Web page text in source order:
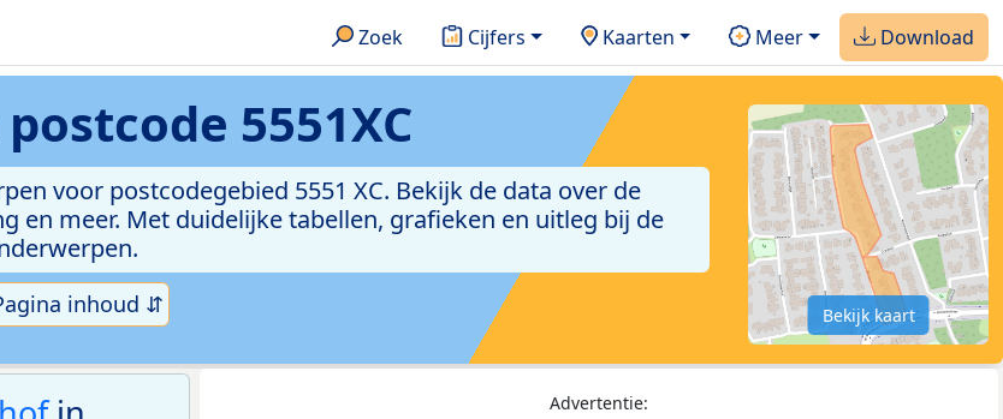
Zoek Cijfers Kaarten Meer Download
postcode 5551XC
voor postcodegebied 5551 XC. Bekijk de data over de
en meer. Met duidelijke tabellen, grafieken en uitleg bij de
inhoud ⇵ Bekijk kaart
Advertentie: